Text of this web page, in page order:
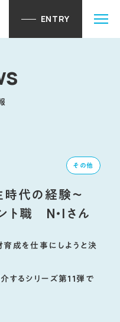
ENTRY
28卒ENTRY
その他
代の経験～
職 N・Iさん
成を仕事にしようと決
するシリーズ第11弾で